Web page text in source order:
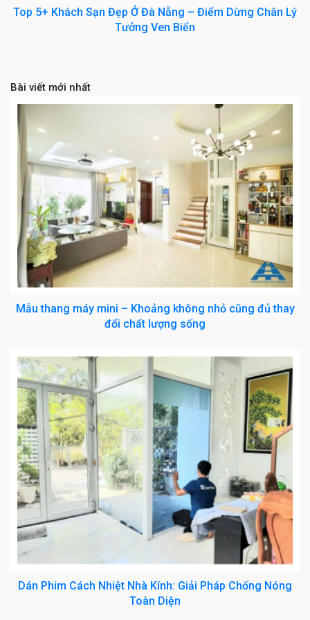
Top 5+ Khách Sạn Đẹp Ở Đà Nẵng – Điểm Dừng Chân Lý
Tưởng Ven Biển
Bài viết mới nhất
Mẫu thang máy mini – Khoảng không nhỏ cũng đủ thay
đổi chất lượng sống
Dán Phim Cách Nhiệt Nhà Kính: Giải Pháp Chống Nóng
Toàn Diện